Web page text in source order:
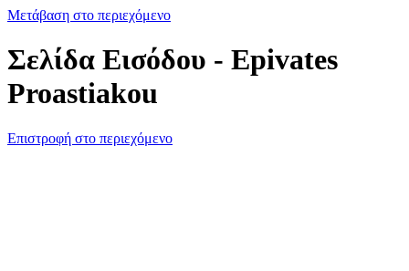
Μετάβαση στο περιεχόμενο
Σελίδα Εισόδου - Epivates
Proastiakou
Επιστροφή στο περιεχόμενο